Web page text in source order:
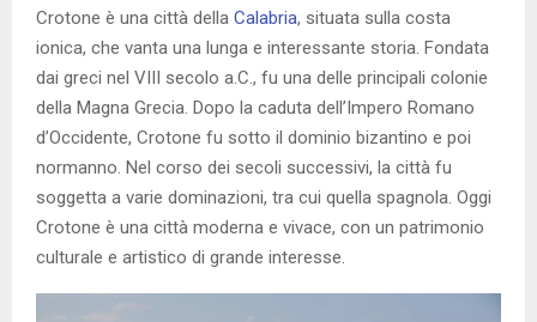
Crotone è una città della Calabria, situata sulla costa
ionica, che vanta una lunga e interessante storia. Fondata
dai greci nel VIII secolo a.C., fu una delle principali colonie
della Magna Grecia. Dopo la caduta dell’Impero Romano
d’Occidente, Crotone fu sotto il dominio bizantino e poi
normanno. Nel corso dei secoli successivi, la città fu
soggetta a varie dominazioni, tra cui quella spagnola. Oggi
Crotone è una città moderna e vivace, con un patrimonio
culturale e artistico di grande interesse.